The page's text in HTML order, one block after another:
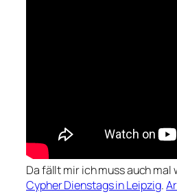
Da fällt mir ich muss auch mal
Cypher Dienstags in Leipzig.